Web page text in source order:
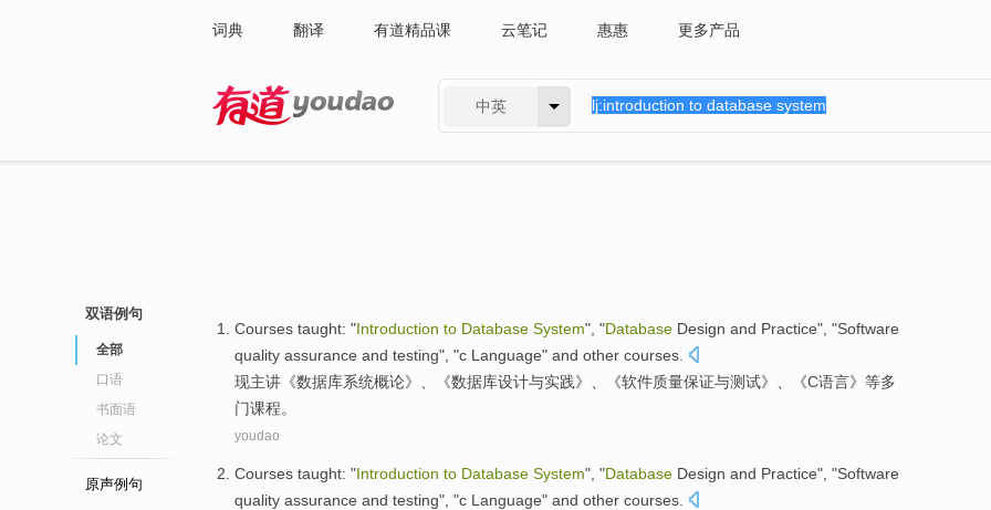
词典 翻译 有道精品课 云笔记 惠惠 更多产品
中英
双语例句
全部
口语
书面语
论文
原声例句
Courses taught: "Introduction to Database System", "Database Design and Practice", "Software
quality assurance and testing", "c Language" and other courses
现主讲《数据库系统概论》、《数据库设计与实践》、《软件质量保证与测试》、《C语言》 等多
门课程。
youdao
Courses taught: "Introduction to Database System", "Database Design and Practice", "Software
quality assurance and testing", "c Language" and other courses